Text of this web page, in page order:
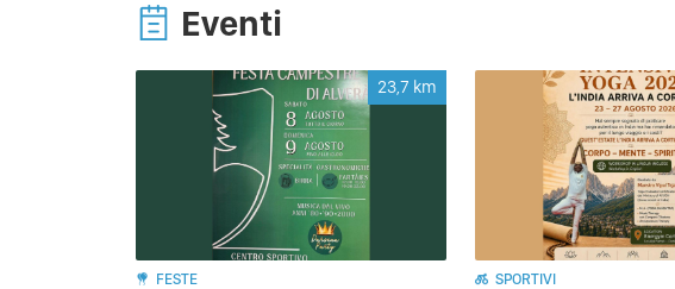
Eventi
23,7 km
FESTE SPORTIVI